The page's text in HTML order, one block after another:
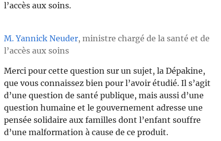
l’accès aux soins.
M. Yannick Neuder, ministre chargé de la santé et de
l’accès aux soins
Merci pour cette question sur un sujet, la Dépakine,
que vous connaissez bien pour l’avoir étudié. Il s’agit
d’une question de santé publique, mais aussi d’une
question humaine et le gouvernement adresse une
pensée solidaire aux familles dont l’enfant souffre
d’une malformation à cause de ce produit.